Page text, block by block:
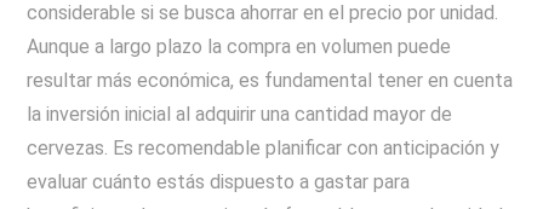
considerable si se busca ahorrar en el precio por unidad.
Aunque a largo plazo la compra en volumen puede
resultar más económica, es fundamental tener en cuenta
la inversión inicial al adquirir una cantidad mayor de
cervezas. Es recomendable planificar con anticipación y
evaluar cuánto estás dispuesto a gastar para